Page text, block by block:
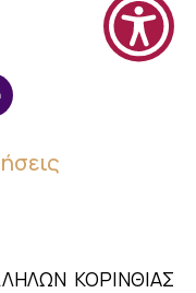
ΚΟΡΙΝΘΙΑΣ